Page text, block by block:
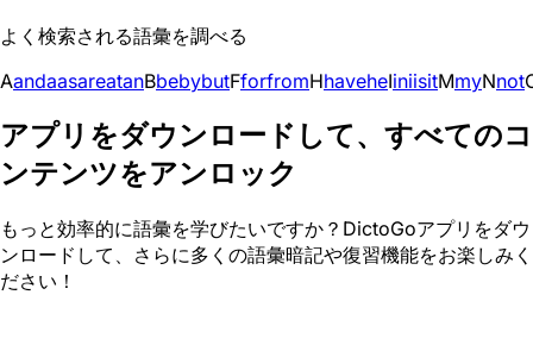
よく検索される語彙を調べる
AandaasareatanBbebybutFforfromHhaveheIiniisitMmyNnot
アプリをダウンロードして、すべてのコ
ンテンツをアンロック
もっと効率的に語彙を学びたいですか？DictoGoアプリをダウ
ンロードして、さらに多くの語彙暗記や復習機能をお楽しみく
ださい！